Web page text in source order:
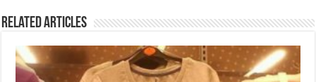
Related Articles